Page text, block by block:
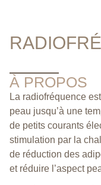
À PROPOS
La radiofréquence
peau jusqu’à une
de petits courants
stimulation par la
de réduction des
et réduire l’aspect